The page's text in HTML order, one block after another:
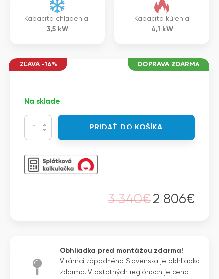
Kapacita chladenia
3,5kW
Kapacita kúrenia
4,1
kW
ZĽAVA -16% DOPRAVA ZDARMA
Na sklade
množstvo
Mitsubishi
MLZ-
M35VA+W
PRIDAŤ DO KOŠÍKA
3 340€
Pôvodná
3
340€.
2 806€
Aktuálna
2
806€.
Obhliadka pred montážou zdarma!
V rámci západného Slovenska je obhliadka
zdarma. V ostatných regiónoch je cena